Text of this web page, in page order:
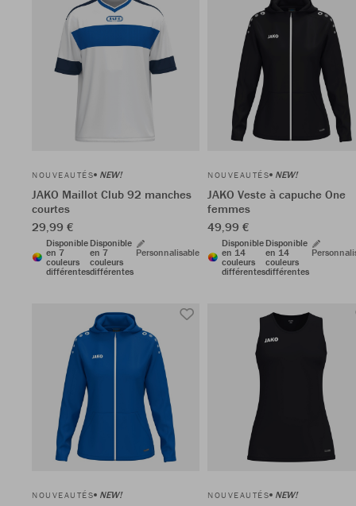
NOUVEAUTÉS NEW!
JAKO Maillot Club 92 manches
courtes
29,99 €
Disponible
en 7
couleurs
différentes
Disponible
en 7
couleurs
différentes
Personnalisable
NOUVEAUTÉS NEW!
JAKO Veste à capuche One
femmes
49,99 €
Disponible
en 14
couleurs
différentes
Disponible
en 14
couleurs
différentes
NOUVEAUTÉS NEW! NOUVEAUTÉS NEW!